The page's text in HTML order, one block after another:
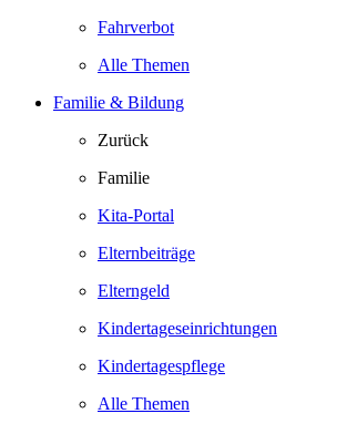
Fahrverbot
Alle Themen
Familie & Bildung
Zurück
Familie
Kita-Portal
Elternbeiträge
Elterngeld
Kindertageseinrichtungen
Kindertagespflege
Alle Themen